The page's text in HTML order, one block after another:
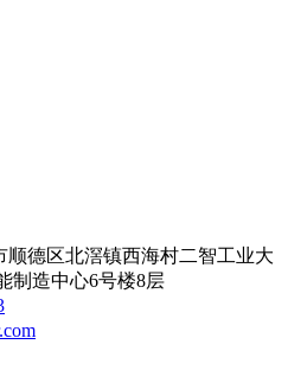
顺德区北滘镇西海村二智工业大
制造中心6号楼8层